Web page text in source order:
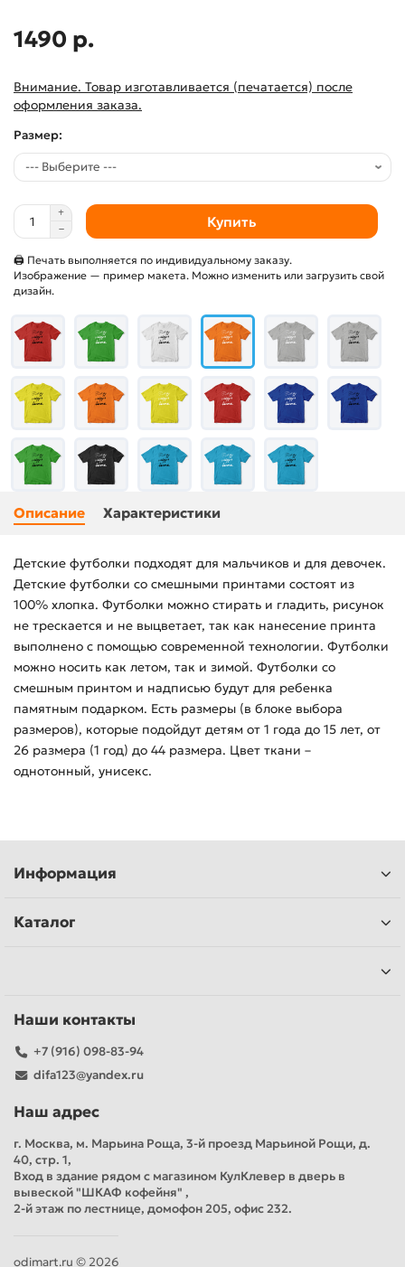
1490 р.
Внимание. Товар изготавливается (печатается) после
оформления заказа.
Размер:
Купить
🖨 Печать выполняется по индивидуальному заказу.
Изображение — пример макета. Можно изменить или загрузить свой
дизайн.
Описание Характеристики
Детские футболки подходят для мальчиков и для девочек.
Детские футболки со смешными принтами состоят из
100% хлопка. Футболки можно стирать и гладить, рисунок
не трескается и не выцветает, так как нанесение принта
выполнено с помощью современной технологии. Футболки
можно носить как летом, так и зимой. Футболки со
смешным принтом и надписью будут для ребенка
памятным подарком. Есть размеры (в блоке выбора
размеров), которые подойдут детям от 1 года до 15 лет, от
26 размера (1 год) до 44 размера. Цвет ткани –
однотонный, унисекс.
Информация
Каталог
Наши контакты
+7 (916) 098-83-94
difa123@yandex.ru
Наш адрес
г. Москва, м. Марьина Роща, 3-й проезд Марьиной Рощи, д.
40, стр. 1,
Вход в здание рядом с магазином КулКлевер в дверь в
вывеской "ШКАФ кофейня" ,
2-й этаж по лестнице, домофон 205, офис 232.
odimart.ru © 2026